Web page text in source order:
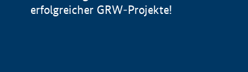
erfolgreicher GRW-Projekte!